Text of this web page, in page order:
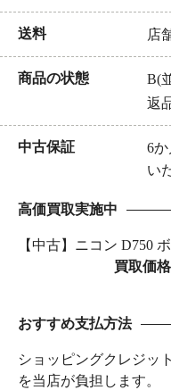
送料 店
商品の状態
B(
返
中古保証 6
い
高価買取実施中
【中古】ニコン D750
買取価
おすすめ支払方法
ショッピングクレジッ
を当店が負担します。